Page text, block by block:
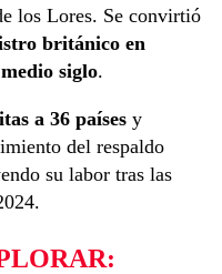
los Lores. Se convirtió
británico en
siglo.
a 36 países y
del respaldo
su labor tras las